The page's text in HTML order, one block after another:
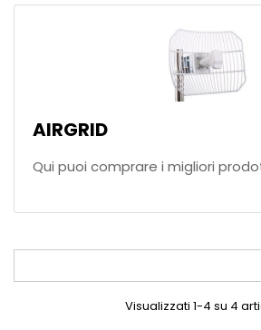
AIRGRID
Qui puoi comprare i migliori
Visualizzati 1-4 su 4